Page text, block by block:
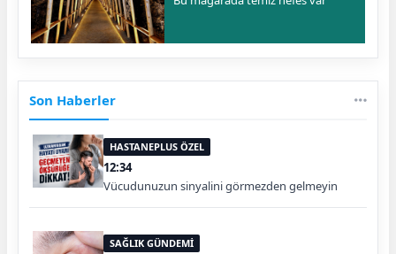
Son Haberler
HASTANEPLUS ÖZEL
12:34
Vücudunuzun sinyalini görmezden gelmeyin
SAĞLIK GÜNDEMİ